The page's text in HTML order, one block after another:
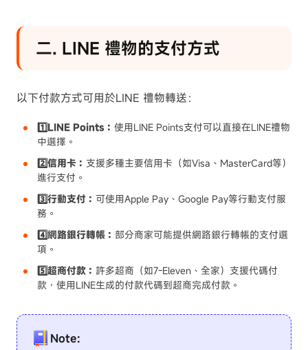
二. LINE 禮物的支付方式
以下付款方式可用於LINE 禮物轉送：
1️⃣LINE Points： 使用LINE Points支付可以直接在LINE禮物
中選擇。
2️⃣信用卡： 支援多種主要信用卡（如Visa、MasterCard等）
進行支付。
3️⃣行動支付： 可使用Apple Pay、Google Pay等行動支付服
務。
4️⃣網路銀行轉帳： 部分商家可能提供網路銀行轉帳的支付選
項。
5️⃣超商付款： 許多超商（如7-Eleven、全家）支援代碼付
款，使用LINE生成的付款代碼到超商完成付款。
Note: